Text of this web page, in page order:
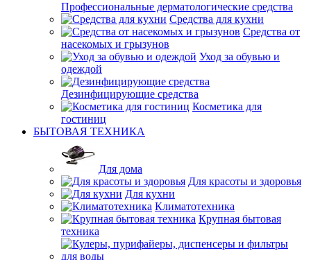
Профессиональные дерматологические средства
Средства для кухни
Средства от
насекомых и грызунов
Уход за обувью и
одеждой
Дезинфицирующие средства
Косметика для
гостиниц
БЫТОВАЯ ТЕХНИКА
Для дома
Для красоты и здоровья
Для кухни
Климатотехника
Крупная бытовая
техника